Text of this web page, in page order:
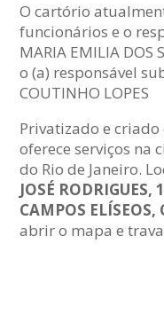
O cartório
funcionários e o
MARIA EMILIA DOS
o (a) responsável
COUTINHO LOPES
Privatizado e
oferece serviços na
do Rio de Janeiro.
JOSÉ
CAMPOS ELÍSEOS,
abrir o mapa e